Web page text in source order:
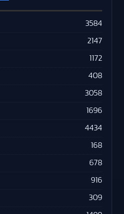
3584
2147
1172
408
3058
1696
4434
168
678
916
309